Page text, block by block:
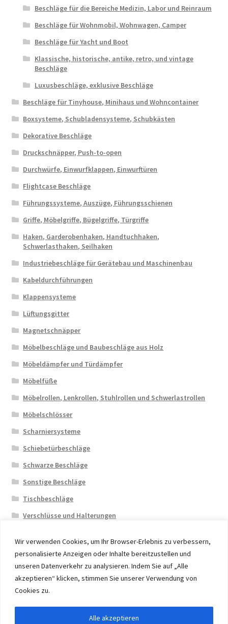
Wir verwenden Cookies, um Ihr Browser-Erlebnis zu verbessern,
personalisierte Anzeigen oder Inhalte bereitzustellen und
unseren Datenverkehr zu analysieren. Indem Sie auf „Alle
akzeptieren“ klicken, stimmen Sie unserer Verwendung von
Cookies zu.
Alle akzeptieren
Beschläge für die Bereiche Medizin, Labor und Reinraum
Beschläge für Wohnmobil, Wohnwagen, Camper
Beschläge für Yacht und Boot
Klassische, historische, antike, retro, und vintage
Beschläge
Luxusbeschläge, exklusive Beschläge
Beschläge für Tinyhouse, Minihaus und Wohncontainer
Boxsysteme, Schubladensysteme, Schubkästen
Dekorative Beschläge
Druckschnäpper, Push-to-open
Durchwürfe, Einwurfklappen, Einwurftüren
Flightcase Beschläge
Führungssysteme, Auszüge, Führungsschienen
Griffe, Möbelgriffe, Bügelgriffe, Türgriffe
Haken, Garderobenhaken, Handtuchhaken,
Schwerlasthaken, Seilhaken
Industriebeschläge für Gerätebau und Maschinenbau
Kabeldurchführungen
Klappensysteme
Lüftungsgitter
Magnetschnäpper
Möbelbeschläge und Baubeschläge aus Holz
Möbeldämpfer und Türdämpfer
Möbelfüße
Möbelrollen, Lenkrollen, Stuhlrollen und Schwerlastrollen
Möbelschlösser
Scharniersysteme
Schiebetürbeschläge
Schwarze Beschläge
Sonstige Beschläge
Tischbeschläge
Verschlüsse und Halterungen
© 2026 Eruon Trade UG, Germany, member of the ERUON